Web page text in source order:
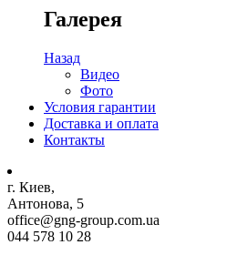
Галерея
Назад
Видео
Фото
Условия гарантии
Доставка и оплата
Контакты
г. Киев,
Антонова, 5
office@gng-group.com.ua
044 578 10 28